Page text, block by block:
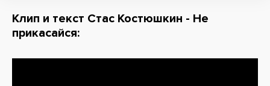
Клип и текст Стас Костюшкин - Не
прикасайся: